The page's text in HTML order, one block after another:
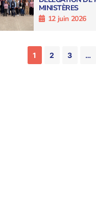
MINISTÈRES
12 juin 2026
1 2 3 …